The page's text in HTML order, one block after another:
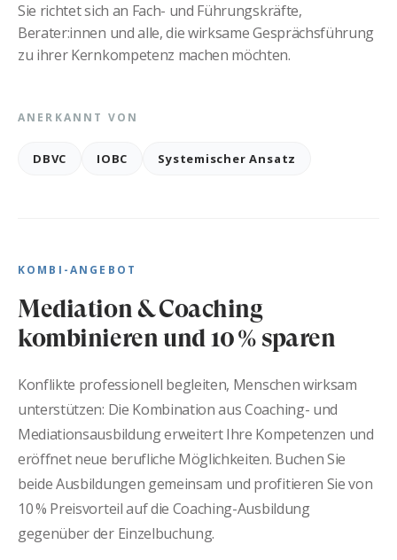
Sie richtet sich an Fach- und Führungskräfte,
Berater:innen und alle, die wirksame Gesprächsführung
zu ihrer Kernkompetenz machen möchten.
ANERKANNT VON
DBVC IOBC Systemischer Ansatz
KOMBI-ANGEBOT
Mediation & Coaching
kombinieren und 10 % sparen
Konflikte professionell begleiten, Menschen wirksam
unterstützen: Die Kombination aus Coaching- und
Mediationsausbildung erweitert Ihre Kompetenzen und
eröffnet neue berufliche Möglichkeiten. Buchen Sie
beide Ausbildungen gemeinsam und profitieren Sie von
10 % Preisvorteil auf die Coaching-Ausbildung
gegenüber der Einzelbuchung.